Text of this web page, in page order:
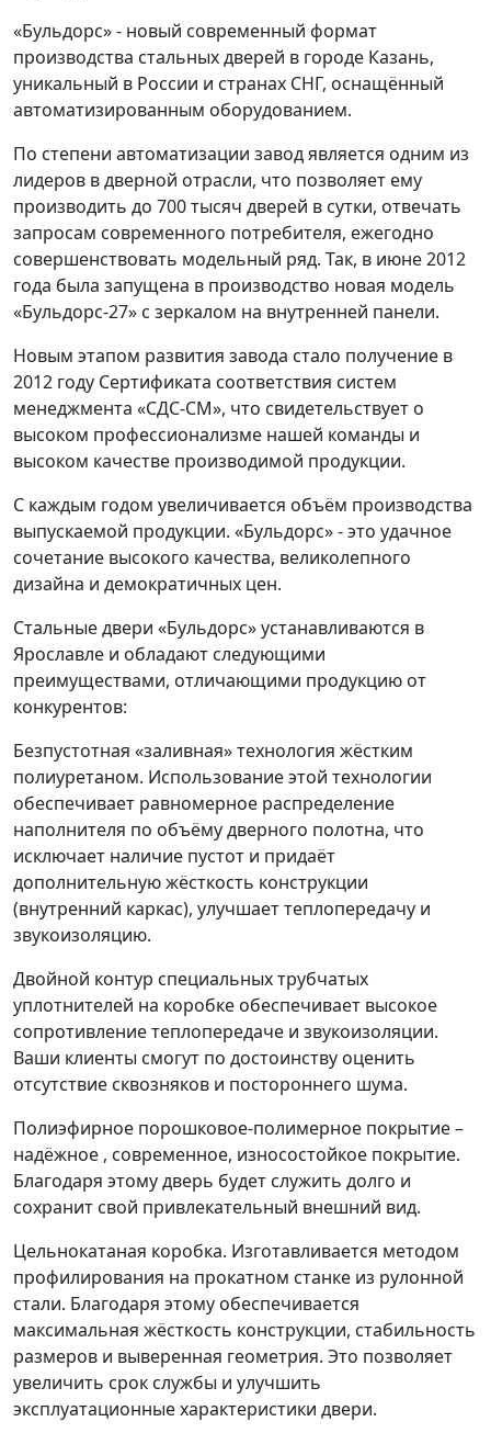
«Бульдорс» - новый современный формат
производства стальных дверей в городе Казань,
уникальный в России и странах СНГ, оснащённый
автоматизированным оборудованием.
По степени автоматизации завод является одним из
лидеров в дверной отрасли, что позволяет ему
производить до 700 тысяч дверей в сутки, отвечать
запросам современного потребителя, ежегодно
совершенствовать модельный ряд. Так, в июне 2012
года была запущена в производство новая модель
«Бульдорс-27» с зеркалом на внутренней панели.
Новым этапом развития завода стало получение в
2012 году Сертификата соответствия систем
менеджмента «СДС-СМ», что свидетельствует о
высоком профессионализме нашей команды и
высоком качестве производимой продукции.
С каждым годом увеличивается объём производства
выпускаемой продукции. «Бульдорс» - это удачное
сочетание высокого качества, великолепного
дизайна и демократичных цен.
Стальные двери «Бульдорс» устанавливаются в
Ярославле и обладают следующими
преимуществами, отличающими продукцию от
конкурентов:
Безпустотная «заливная» технология жёстким
полиуретаном. Использование этой технологии
обеспечивает равномерное распределение
наполнителя по объёму дверного полотна, что
исключает наличие пустот и придаёт
дополнительную жёсткость конструкции
(внутренний каркас), улучшает теплопередачу и
звукоизоляцию.
Двойной контур специальных трубчатых
уплотнителей на коробке обеспечивает высокое
сопротивление теплопередаче и звукоизоляции.
Ваши клиенты смогут по достоинству оценить
отсутствие сквозняков и постороннего шума.
Полиэфирное порошковое-полимерное покрытие –
надёжное , современное, износостойкое покрытие.
Благодаря этому дверь будет служить долго и
сохранит свой привлекательный внешний вид.
Цельнокатаная коробка. Изготавливается методом
профилирования на прокатном станке из рулонной
стали. Благодаря этому обеспечивается
максимальная жёсткость конструкции, стабильность
размеров и выверенная геометрия. Это позволяет
увеличить срок службы и улучшить
эксплуатационные характеристики двери.